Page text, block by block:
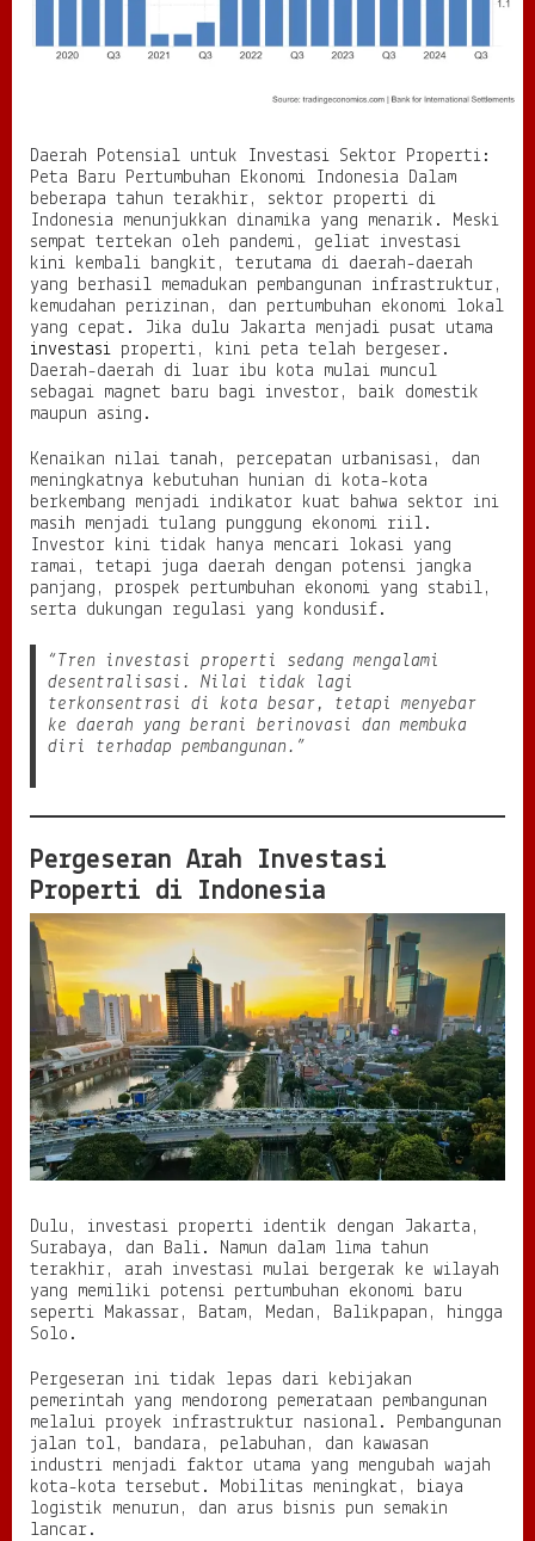
e
i
t
r
P
o
e
i
:
P
e
t
a
B
a
u
P
e
r
t
b
h
a
n
n
m
i
I
n
d
o
n
e
i
a
Daerah Potensial untuk Investasi Sektor Properti:
Peta Baru Pertumbuhan Ekonomi Indonesia Dalam
beberapa tahun terakhir, sektor properti di
Indonesia menunjukkan dinamika yang menarik. Meski
sempat tertekan oleh pandemi, geliat investasi
kini kembali bangkit, terutama di daerah-daerah
yang berhasil memadukan pembangunan infrastruktur,
kemudahan perizinan, dan pertumbuhan ekonomi lokal
yang cepat. Jika dulu Jakarta menjadi pusat utama
investasi properti, kini peta telah bergeser.
Daerah-daerah di luar ibu kota mulai muncul
sebagai magnet baru bagi investor, baik domestik
maupun asing.
Kenaikan nilai tanah, percepatan urbanisasi, dan
meningkatnya kebutuhan hunian di kota-kota
berkembang menjadi indikator kuat bahwa sektor ini
masih menjadi tulang punggung ekonomi riil.
Investor kini tidak hanya mencari lokasi yang
ramai, tetapi juga daerah dengan potensi jangka
panjang, prospek pertumbuhan ekonomi yang stabil,
serta dukungan regulasi yang kondusif.
“Tren investasi properti sedang mengalami
desentralisasi. Nilai tidak lagi
terkonsentrasi di kota besar, tetapi menyebar
ke daerah yang berani berinovasi dan membuka
diri terhadap pembangunan.”
Pergeseran Arah Investasi
Properti di Indonesia
Dulu, investasi properti identik dengan Jakarta,
Surabaya, dan Bali. Namun dalam lima tahun
terakhir, arah investasi mulai bergerak ke wilayah
yang memiliki potensi pertumbuhan ekonomi baru
seperti Makassar, Batam, Medan, Balikpapan, hingga
Solo.
Pergeseran ini tidak lepas dari kebijakan
pemerintah yang mendorong pemerataan pembangunan
melalui proyek infrastruktur nasional. Pembangunan
jalan tol, bandara, pelabuhan, dan kawasan
industri menjadi faktor utama yang mengubah wajah
kota-kota tersebut. Mobilitas meningkat, biaya
logistik menurun, dan arus bisnis pun semakin
lancar.